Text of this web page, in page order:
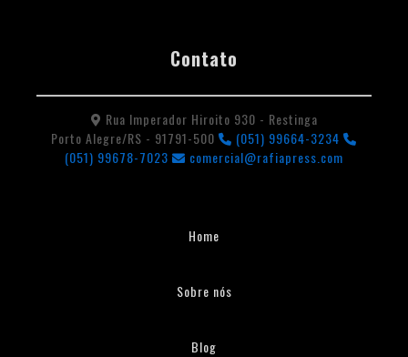
Contato
Rua Imperador Hiroito 930 - Restinga
Porto Alegre/RS - 91791-500
(051) 99664-3234
(051) 99678-7023
comercial@rafiapress.com
Home
Sobre nós
Blog